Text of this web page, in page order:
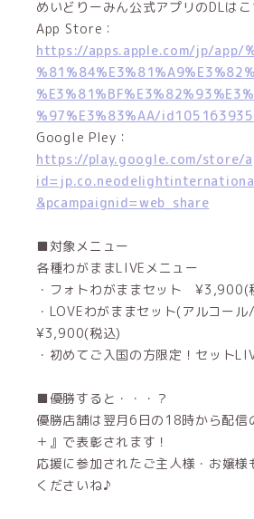
めいどりーみん公式アプリのDLは
App Store：
https://apps.apple.com/jp/app/
%97%E3%83%AA/
Google Pley：
https://play.google.com/store/
&pcampaignid=web_share
■対象メニュー
各種わがままLIVEメニュー
・フォトわがままセット ¥3,900(
・LOVEわがままセット(アルコー
¥3,900(税込)
・初めてご入国の方限定！セッ
■優勝すると・・・？
優勝店舗は翌月6日の18時から配信
＋』で表彰されます！
応援に参加されたご主人様・お嬢様
くださいね♪